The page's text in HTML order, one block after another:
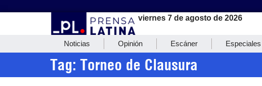
viernes 7 de agosto de 2026
Noticias Opinión Escáner Especiales
Tag: Torneo de Clausura